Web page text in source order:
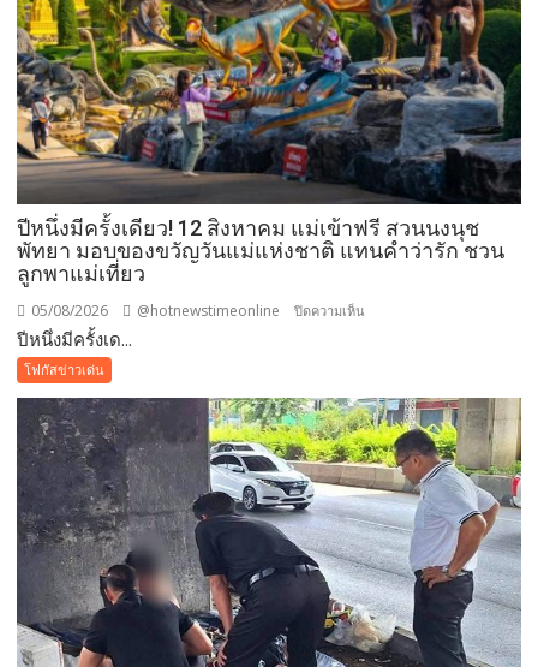
ปีหนึ่งมีครั้งเดียว! 12 สิงหาคม แม่เข้าฟรี สวนนงนุช
พัทยา มอบของขวัญวันแม่แห่งชาติ แทนคำว่ารัก ชวน
ลูกพาแม่เที่ยว
05/08/2026 @hotnewstimeonline ปิดความเห็น
ครั้ง
เดียว!
12
สิงหาคม
แม่
เข้า
ฟรี
สวน
นงนุช
พัทยา
ปีหนึ่งมีครั้งเด...
โฟกัสข่าวเด่น